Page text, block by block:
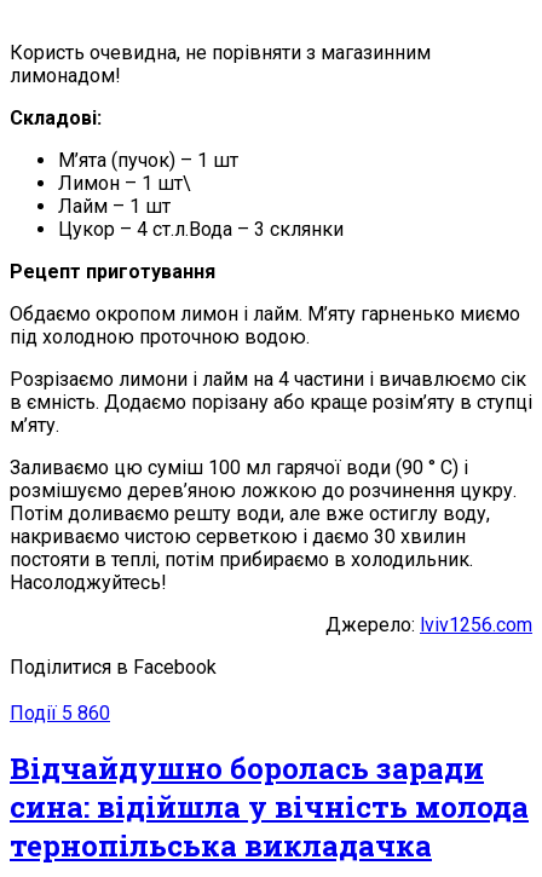
Користь очевидна, не порівняти з магазинним
лимонадом!
Складові:
М’ята (пучок) – 1 шт
Лимон – 1 шт\
Лайм – 1 шт
Цукор – 4 ст.л.Вода – 3 склянки
Рецепт приготування
Обдаємо окропом лимон і лайм. М’яту гарненько миємо
під холодною проточною водою.
Розрізаємо лимони і лайм на 4 частини і вичавлюємо сік
в ємність. Додаємо порізану або краще розім’яту в ступці
м’яту.
Заливаємо цю суміш 100 мл гарячої води (90 ° С) і
розмішуємо дерев’яною ложкою до розчинення цукру.
Потім доливаємо решту води, але вже остиглу воду,
накриваємо чистою серветкою і даємо 30 хвилин
постояти в теплі, потім прибираємо в холодильник.
Насолоджуйтесь!
Джерело: lviv1256.com
Поділитися в Facebook
Події 5 860
Відчайдушно боролась заради
сина: вiдійшла у вiчність молода
тернопільська викладачка